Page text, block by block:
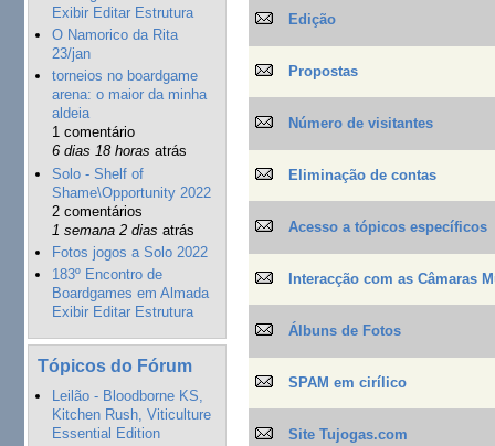
Exibir Editar Estrutura
O Namorico da Rita
23/jan
torneios no boardgame
arena: o maior da minha
aldeia
1 comentário
6 dias 18 horas atrás
Solo - Shelf of
Shame\Opportunity 2022
2 comentários
1 semana 2 dias atrás
Fotos jogos a Solo 2022
183º Encontro de
Boardgames em Almada
Exibir Editar Estrutura
Tópicos do Fórum
Leilão - Bloodborne KS,
Kitchen Rush, Viticulture
Essential Edition
Edição
Propostas
Número de visitantes
Eliminação de contas
Acesso a tópicos específicos
Interacção com as Câmaras
Álbuns de Fotos
SPAM em cirílico
Site Tujogas.com